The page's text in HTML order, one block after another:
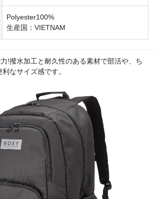
Polyester100%
生産国：VIETNAM
!撥水加工と耐久性のある素材で部活や、ち
なサイズ感です。